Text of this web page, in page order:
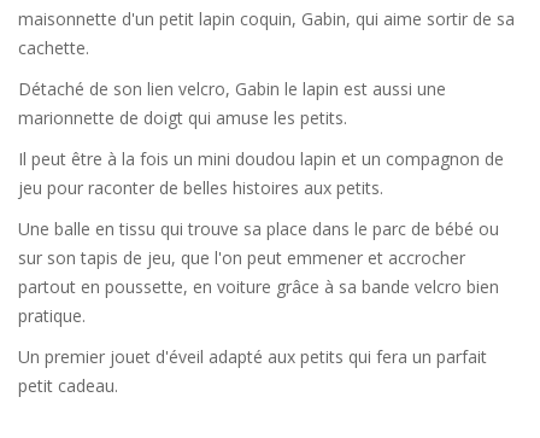
maisonnette d'un petit lapin coquin, Gabin, qui aime sortir de sa
cachette.
Détaché de son lien velcro, Gabin le lapin est aussi une
marionnette de doigt qui amuse les petits.
Il peut être à la fois un mini doudou lapin et un compagnon de
jeu pour raconter de belles histoires aux petits.
Une balle en tissu qui trouve sa place dans le parc de bébé ou
sur son tapis de jeu, que l'on peut emmener et accrocher
partout en poussette, en voiture grâce à sa bande velcro bien
pratique.
Un premier jouet d'éveil adapté aux petits qui fera un parfait
petit cadeau.